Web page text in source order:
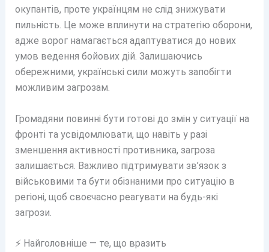
окупантів, проте українцям не слід знижувати
пильність. Це може вплинути на стратегію оборони,
адже ворог намагається адаптуватися до нових
умов ведення бойових дій. Залишаючись
обережними, українські сили можуть запобігти
можливим загрозам.
Громадяни повинні бути готові до змін у ситуації на
фронті та усвідомлювати, що навіть у разі
зменшення активності противника, загроза
залишається. Важливо підтримувати зв’язок з
військовими та бути обізнаними про ситуацію в
регіоні, щоб своєчасно реагувати на будь-які
загрози.
⚡ Найголовніше — те, що вразить